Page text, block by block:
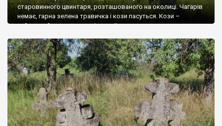
старовинного цвинтаря, розташованого на околиці. Чагарів
немає, гарна зелена травичка і кози пасуться. Кози –
найкращий регулятор шкідливої, для старих кладовищ,
бруньками, кози ті бруньки обгризають, бо то улюблений
делікатес. На цвинтарі у Голубечому ціла колекція
різноманітних форм хрестів. Село відносно невелике, […]